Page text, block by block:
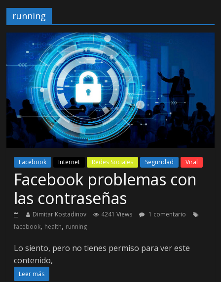
running
Facebook Internet Redes Sociales Seguridad Viral
Facebook problemas con
las contraseñas
Dimitar Kostadinov 4241 Views
1 comentario
facebook, health, running
Lo siento, pero no tienes permiso para ver este
contenido,
Leer más